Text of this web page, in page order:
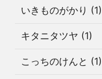
いきものがかり (1)
キタニタツヤ (1)
こっちのけんと (1)